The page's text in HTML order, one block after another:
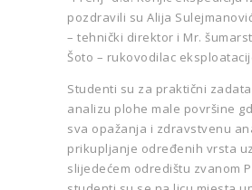
pozdravili su Alija
– tehnički direktor i Mr.
Šoto – rukovodilac
Studenti su za praktični
analizu plohe male površine
sva opažanja i zdravstvenu
prikupljanje određenih vrsta
slijedećem odredištu zvanom